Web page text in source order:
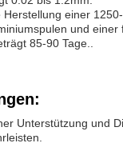
einer
und
85-90 Tage..
Unterstützung und